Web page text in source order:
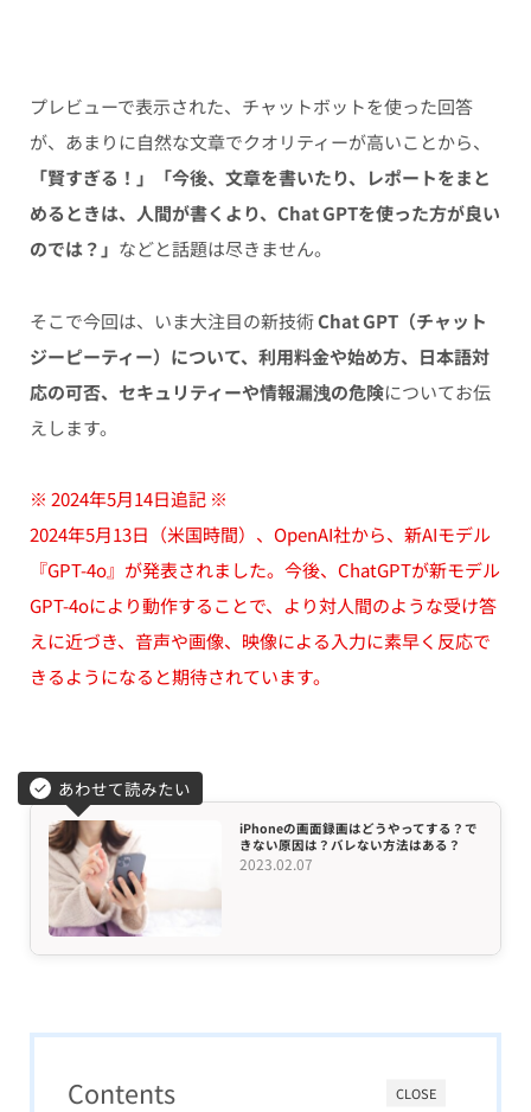
プレビューで表示された、チャットボットを使った回答
が、あまりに自然な文章でクオリティーが高いことから、
「賢すぎる！」「今後、文章を書いたり、レポートをまと
めるときは、人間が書くより、Chat GPTを使った方が良い
のでは？」 などと話題は尽きません。
そこで今回は、いま大注目の新技術Chat GPT（チャット
ジーピーティー）について、利用料金や始め方、日本語対
応の可否、セキュリティーや情報漏洩の危険についてお伝
えします。
※ 2024年5月14日追記 ※
2024年5月13日（米国時間）、OpenAI社から、新AIモデル
『GPT-4o』が発表されました。今後、ChatGPTが新モデル
GPT-4oにより動作することで、より対人間のような受け答
えに近づき、音声や画像、映像による入力に素早く反応で
きるようになると期待されています。
あわせて読みたい
iPhoneの画面録画はどうやってする？で
きない原因は？バレない方法はある？
2023.02.07
CLOSE
Contents